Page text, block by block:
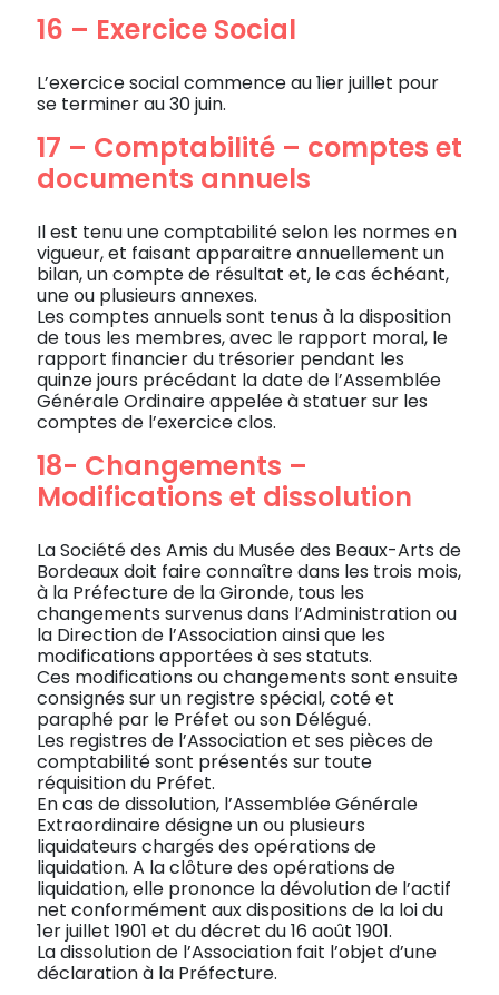
16 – Exercice Social
L’exercice social commence au 1ier juillet pour
se terminer au 30 juin.
17 – Comptabilité – comptes et
documents annuels
Il est tenu une comptabilité selon les normes en
vigueur, et faisant apparaitre annuellement un
bilan, un compte de résultat et, le cas échéant,
une ou plusieurs annexes.
Les comptes annuels sont tenus à la disposition
de tous les membres, avec le rapport moral, le
rapport financier du trésorier pendant les
quinze jours précédant la date de l’Assemblée
Générale Ordinaire appelée à statuer sur les
comptes de l’exercice clos.
18- Changements –
Modifications et dissolution
La Société des Amis du Musée des Beaux-Arts de
Bordeaux doit faire connaître dans les trois mois,
à la Préfecture de la Gironde, tous les
changements survenus dans l’Administration ou
la Direction de l’Association ainsi que les
modifications apportées à ses statuts.
Ces modifications ou changements sont ensuite
consignés sur un registre spécial, coté et
paraphé par le Préfet ou son Délégué.
Les registres de l’Association et ses pièces de
comptabilité sont présentés sur toute
réquisition du Préfet.
En cas de dissolution, l’Assemblée Générale
Extraordinaire désigne un ou plusieurs
liquidateurs chargés des opérations de
liquidation. A la clôture des opérations de
liquidation, elle prononce la dévolution de l’actif
net conformément aux dispositions de la loi du
1er juillet 1901 et du décret du 16 août 1901.
La dissolution de l’Association fait l’objet d’une
déclaration à la Préfecture.